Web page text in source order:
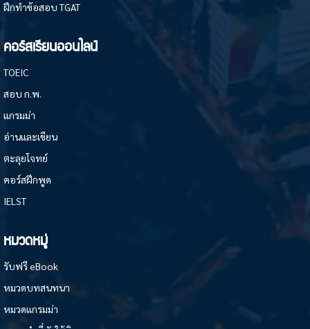
ฝึกทำข้อสอบ TGAT
คอร์สเรียนออนไลน์
TOEIC
สอบ ก.พ.
แกรมม่า
อ่านและเขียน
ตะลุยโจทย์
คอร์สฝึกพูด
IELST
หมวดหมู่
รับฟรี eBook
หมวดบทสนทนา
หมวดแกรมม่า